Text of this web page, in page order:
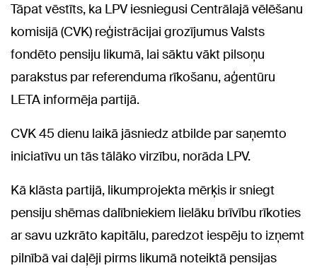
Tāpat vēstīts, ka LPV iesniegusi Centrālajā vēlēšanu
komisijā (CVK) reģistrācijai grozījumus Valsts
fondēto pensiju likumā, lai sāktu vākt pilsoņu
parakstus par referenduma rīkošanu, aģentūru
LETA informēja partijā.
CVK 45 dienu laikā jāsniedz atbilde par saņemto
iniciatīvu un tās tālāko virzību, norāda LPV.
Kā klāsta partijā, likumprojekta mērķis ir sniegt
pensiju shēmas dalībniekiem lielāku brīvību rīkoties
ar savu uzkrāto kapitālu, paredzot iespēju to izņemt
pilnībā vai daļēji pirms likumā noteiktā pensijas